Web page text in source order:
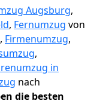
Augsburg,
, Fernumzug von
Firmenumzug,
,
in
nach
die besten